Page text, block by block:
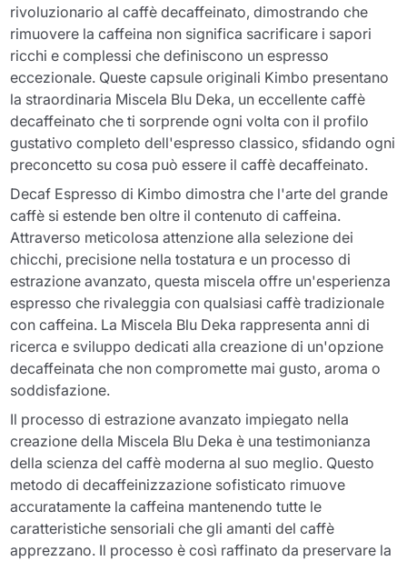
rivoluzionario al caffè decaffeinato, dimostrando che
rimuovere la caffeina non significa sacrificare i sapori
ricchi e complessi che definiscono un espresso
eccezionale. Queste capsule originali Kimbo presentano
la straordinaria Miscela Blu Deka, un eccellente caffè
decaffeinato che ti sorprende ogni volta con il profilo
gustativo completo dell'espresso classico, sfidando ogni
preconcetto su cosa può essere il caffè decaffeinato.
Decaf Espresso di Kimbo dimostra che l'arte del grande
caffè si estende ben oltre il contenuto di caffeina.
Attraverso meticolosa attenzione alla selezione dei
chicchi, precisione nella tostatura e un processo di
estrazione avanzato, questa miscela offre un'esperienza
espresso che rivaleggia con qualsiasi caffè tradizionale
con caffeina. La Miscela Blu Deka rappresenta anni di
ricerca e sviluppo dedicati alla creazione di un'opzione
decaffeinata che non compromette mai gusto, aroma o
soddisfazione.
Il processo di estrazione avanzato impiegato nella
creazione della Miscela Blu Deka è una testimonianza
della scienza del caffè moderna al suo meglio. Questo
metodo di decaffeinizzazione sofisticato rimuove
accuratamente la caffeina mantenendo tutte le
caratteristiche sensoriali che gli amanti del caffè
apprezzano. Il processo è così raffinato da preservare la